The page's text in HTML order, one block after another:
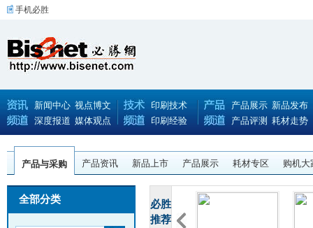
手机必胜
新闻中心 视点博文
深度报道 媒体观点
印刷技术
印刷经验
产品展示 新品发布
产品评测 耗材走势
产品与采购 产品资讯 新品上市 产品展示 耗材专区 购机大
全部分类
必胜
推荐